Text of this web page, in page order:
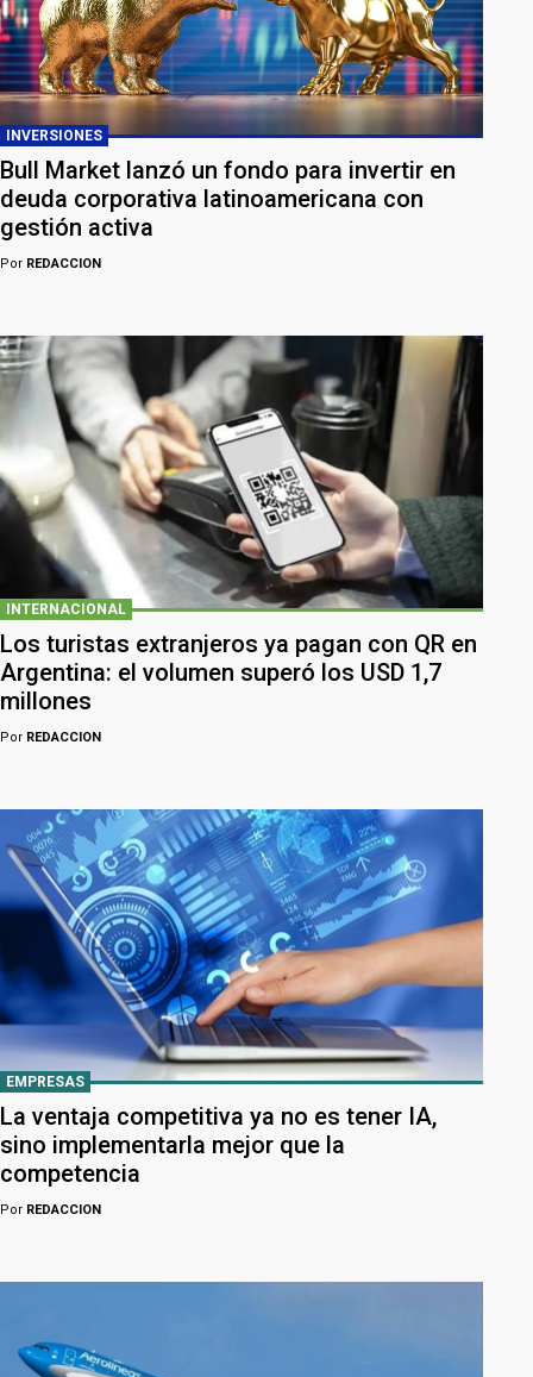
INVERSIONES
Bull Market lanzó un fondo para invertir en
deuda corporativa latinoamericana con
gestión activa
Por REDACCION
INTERNACIONAL
Los turistas extranjeros ya pagan con QR en
Argentina: el volumen superó los USD 1,7
millones
Por REDACCION
EMPRESAS
La ventaja competitiva ya no es tener IA,
sino implementarla mejor que la
competencia
Por REDACCION